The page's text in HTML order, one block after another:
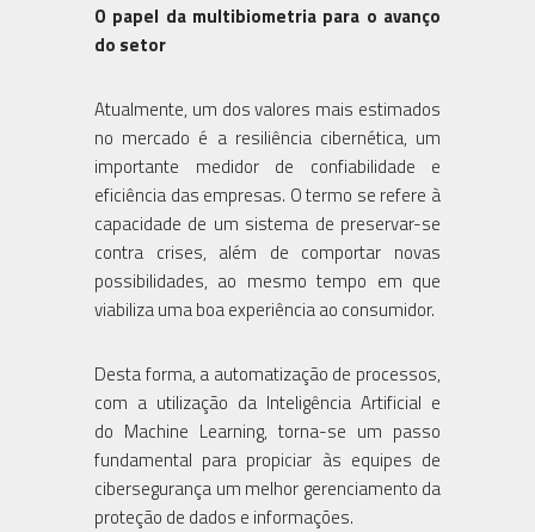
O papel da multibiometria para o avanço
do setor
Atualmente, um dos valores mais estimados
no mercado é a resiliência cibernética, um
importante medidor de confiabilidade e
eficiência das empresas. O termo se refere à
capacidade de um sistema de preservar-se
contra crises, além de comportar novas
possibilidades, ao mesmo tempo em que
viabiliza uma boa experiência ao consumidor.
Desta forma, a automatização de processos,
com a utilização da Inteligência Artificial e
do Machine Learning, torna-se um passo
fundamental para propiciar às equipes de
cibersegurança um melhor gerenciamento da
proteção de dados e informações.